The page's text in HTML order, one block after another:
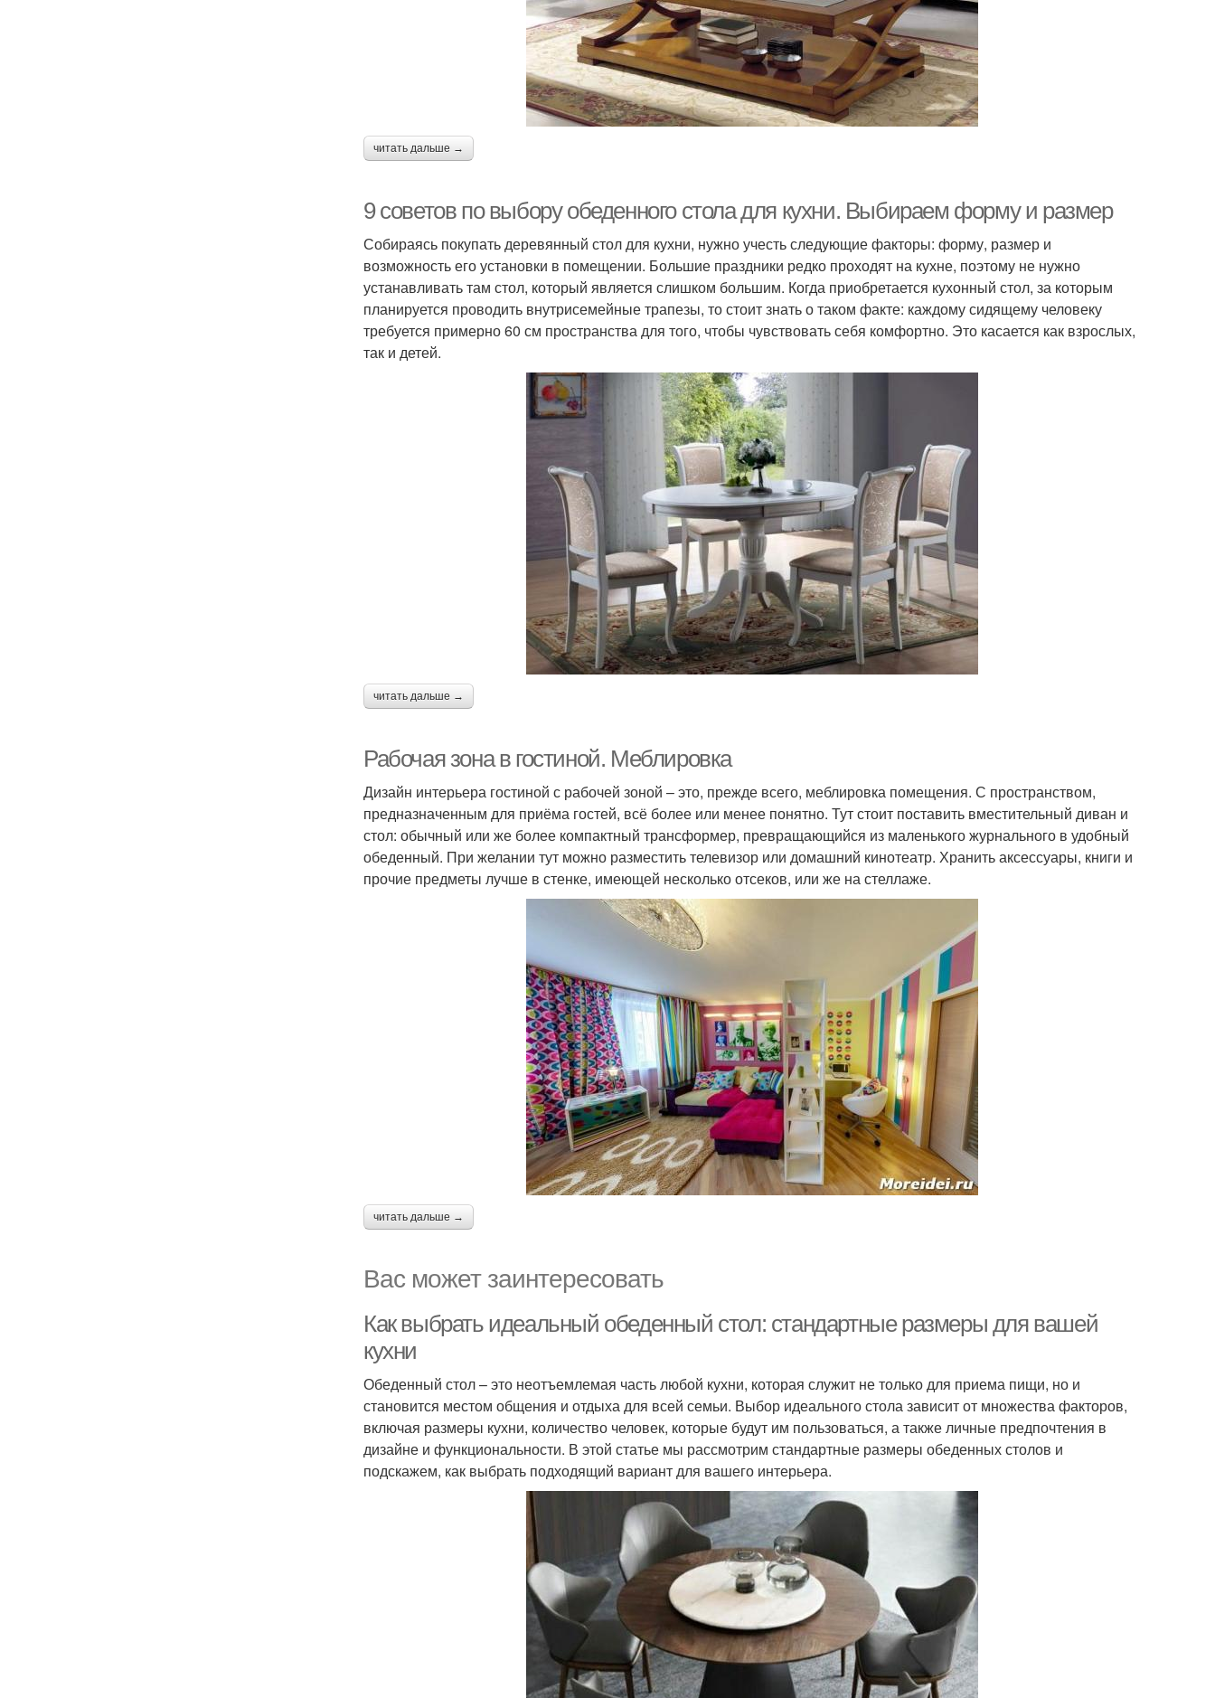
читать дальше →
9 советов по выбору обеденного стола для кухни. Выбираем форму и размер
Собираясь покупать деревянный стол для кухни, нужно учесть следующие факторы: форму, размер и
возможность его установки в помещении. Большие праздники редко проходят на кухне, поэтому не нужно
устанавливать там стол, который является слишком большим. Когда приобретается кухонный стол, за которым
планируется проводить внутрисемейные трапезы, то стоит знать о таком факте: каждому сидящему человеку
требуется примерно 60 см пространства для того, чтобы чувствовать себя комфортно. Это касается как взрослых,
так и детей.
читать дальше →
Рабочая зона в гостиной. Меблировка
Дизайн интерьера гостиной с рабочей зоной – это, прежде всего, меблировка помещения. С пространством,
предназначенным для приёма гостей, всё более или менее понятно. Тут стоит поставить вместительный диван и
стол: обычный или же более компактный трансформер, превращающийся из маленького журнального в удобный
обеденный. При желании тут можно разместить телевизор или домашний кинотеатр. Хранить аксессуары, книги и
прочие предметы лучше в стенке, имеющей несколько отсеков, или же на стеллаже.
читать дальше →
Вас может заинтересовать
Как выбрать идеальный обеденный стол: стандартные размеры для вашей
кухни
Обеденный стол – это неотъемлемая часть любой кухни, которая служит не только для приема пищи, но и
становится местом общения и отдыха для всей семьи. Выбор идеального стола зависит от множества факторов,
включая размеры кухни, количество человек, которые будут им пользоваться, а также личные предпочтения в
дизайне и функциональности. В этой статье мы рассмотрим стандартные размеры обеденных столов и
подскажем, как выбрать подходящий вариант для вашего интерьера.